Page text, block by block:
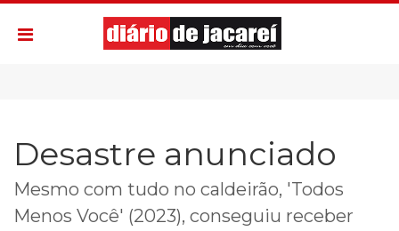
Desastre anunciado
Mesmo com tudo no caldeirão, 'Todos
Menos Você' (2023), conseguiu receber